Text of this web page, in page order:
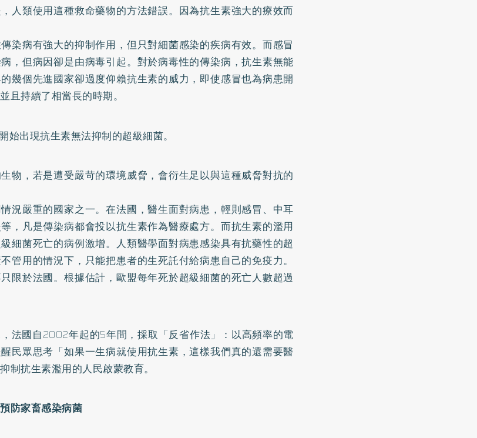
人類使用這種救命藥物的方法錯誤。因為抗生素強大的療效而
染病有強大的抑制作用，但只對細菌感染的疾病有效。而感冒
，但病因卻是由病毒引起。對於病毒性的傳染病，抗生素無能
幾個先進國家卻過度仰賴抗生素的威力，即使感冒也為病患開
且持續了相當長的時期。
始出現抗生素無法抑制的超級細菌。
物，若是遭受嚴苛的環境威脅，會衍生足以與這種威脅對抗的
況嚴重的國家之一。在法國，醫生面對病患，輕則感冒、中耳
，凡是傳染病都會投以抗生素作為醫療處方。而抗生素的濫用
細菌死亡的病例激增。人類醫學面對病患感染具有抗藥性的超
管用的情況下，只能把患者的生死託付給病患自己的免疫力。
限於法國。根據估計，歐盟每年死於超級細菌的死亡人數超過
法國自2002年起的5年間，採取「反省作法」：以高頻率的電
民眾思考「如果一生病就使用抗生素，這樣我們真的還需要醫
制抗生素濫用的人民啟蒙教育。
防家畜感染病菌